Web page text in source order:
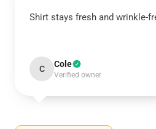
Shirt stays fresh and wrinkle-
C Cole
Verified owner